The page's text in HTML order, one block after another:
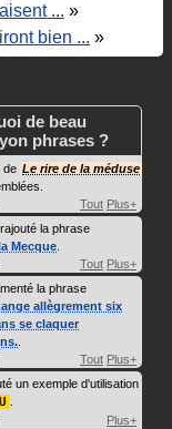
... »
bien ... »
de beau
phrases ?
de Le rire de la méduse
Tout Plus+
la phrase
Mecque
Tout Plus+
la phrase
allègrement six
se claquer
Tout Plus+
un exemple d'utilisation
Plus+